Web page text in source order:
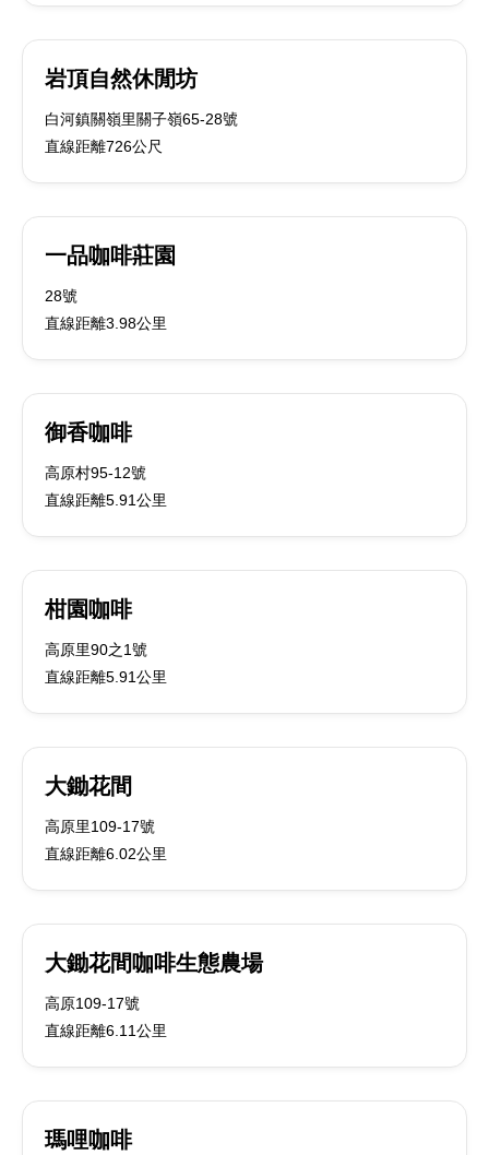
岩頂自然休閒坊
白河鎮關嶺里關子嶺65-28號
直線距離726公尺
一品咖啡莊園
28號
直線距離3.98公里
御香咖啡
高原村95-12號
直線距離5.91公里
柑園咖啡
高原里90之1號
直線距離5.91公里
大鋤花間
高原里109-17號
直線距離6.02公里
大鋤花間咖啡生態農場
高原109-17號
直線距離6.11公里
瑪哩咖啡